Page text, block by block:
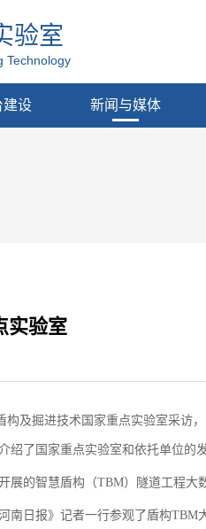
验室
Technology
建设 新闻与媒体
实验室
及掘进技术国家重点实验室采访
绍了国家重点实验室和依托单位
展的智慧盾构（TBM）隧道工程大
日报》记者一行参观了盾构